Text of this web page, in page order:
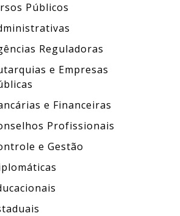
Públicos
Reguladoras
e Empresas
e Financeiras
Profissionais
e Gestão